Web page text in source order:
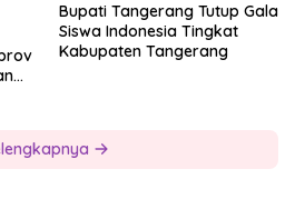
Bupati Tangerang Tutup Gala
Siswa Indonesia Tingkat
Kabupaten Tangerang